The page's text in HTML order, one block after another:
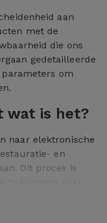
aan
met de
die ons
gedetailleerde
om
wat is het?
naar elektronische
en
Dit proces is
lijken op nieuwe